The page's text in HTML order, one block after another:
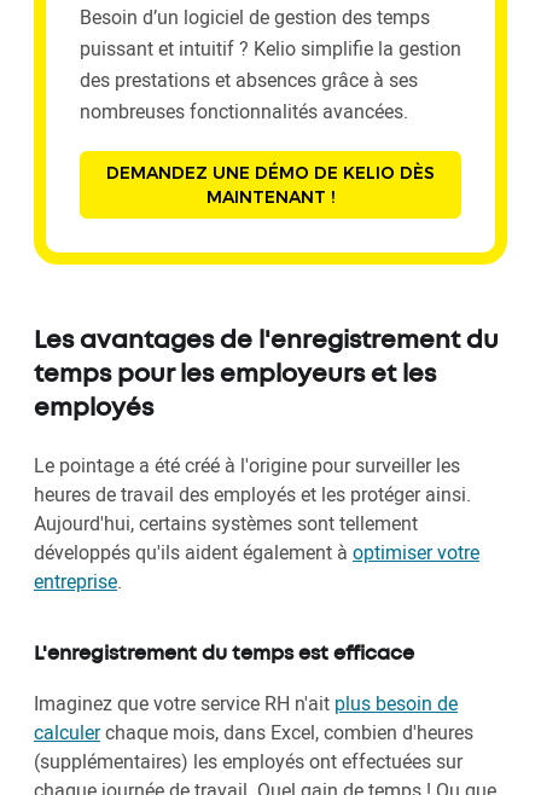
Besoin d’un logiciel de gestion des temps
puissant et intuitif ? Kelio simplifie la gestion
des prestations et absences grâce à ses
nombreuses fonctionnalités avancées.
DEMANDEZ UNE DÉMO DE KELIO DÈS
MAINTENANT !
Les avantages de l'enregistrement du
temps pour les employeurs et les
employés
Le pointage a été créé à l'origine pour surveiller les
heures de travail des employés et les protéger ainsi.
Aujourd'hui, certains systèmes sont tellement
développés qu'ils aident également à optimiser votre
entreprise.
L'enregistrement du temps est efficace
Imaginez que votre service RH n'ait plus besoin de
calculerchaque mois, dans Excel, combien d'heures
(supplémentaires) les employés ont effectuées sur